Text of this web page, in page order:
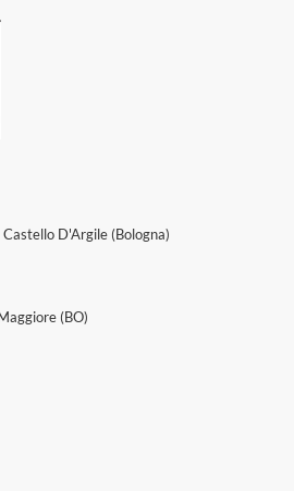
D'Argile (Bologna)
(BO)